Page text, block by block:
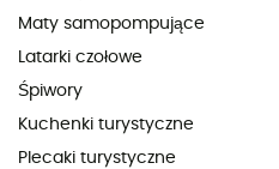
Maty samopompujące
Latarki czołowe
Śpiwory
Kuchenki turystyczne
Plecaki turystyczne